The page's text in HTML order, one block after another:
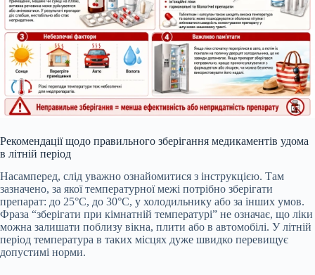
Рекомендації щодо правильного зберігання медикаментів удома
в літній період
Насамперед, слід уважно ознайомитися з інструкцією. Там
зазначено, за якої температурної межі потрібно зберігати
препарат: до 25°C, до 30°C, у холодильнику або за інших умов.
Фраза “зберігати при кімнатній температурі” не означає, що ліки
можна залишати поблизу вікна, плити або в автомобілі. У літній
період температура в таких місцях дуже швидко перевищує
допустимі норми.